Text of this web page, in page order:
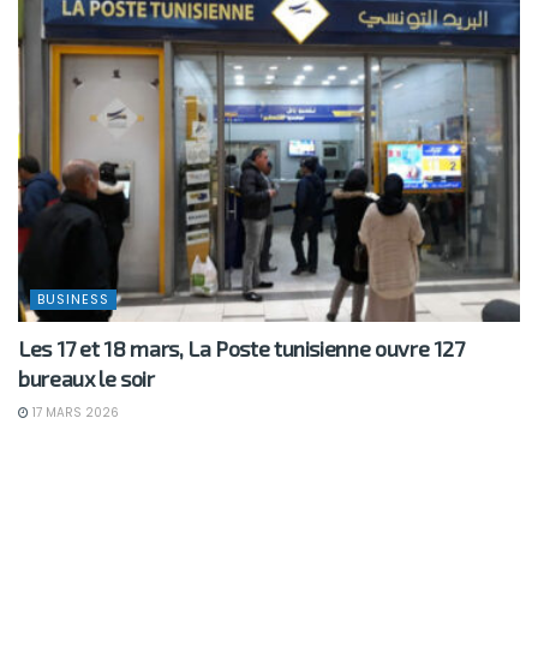
BUSINESS
Les 17 et 18 mars, La Poste tunisienne ouvre 127
bureaux le soir
17 MARS 2026